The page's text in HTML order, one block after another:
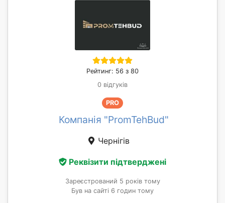
Рейтинг: 56 з 80
0 відгуків
PRO
Компанія "PromTehBud"
Чернігів
Реквізити підтверджені
Зареєстрований 5 років тому
Був на сайті 6 годин тому